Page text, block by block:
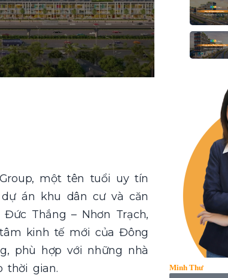
một tên tuổi uy tín
án khu dân cư và căn
Thắng – Nhơn Trạch,
kinh tế mới của Đông
phù hợp với những nhà
thời gian.
Minh Thư